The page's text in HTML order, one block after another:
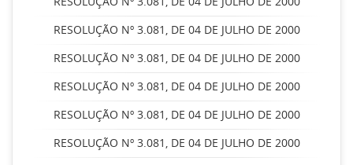
RESOLUÇÃO Nº 3.081, DE 04 DE JULHO DE 2000
RESOLUÇÃO Nº 3.081, DE 04 DE JULHO DE 2000
RESOLUÇÃO Nº 3.081, DE 04 DE JULHO DE 2000
RESOLUÇÃO Nº 3.081, DE 04 DE JULHO DE 2000
RESOLUÇÃO Nº 3.081, DE 04 DE JULHO DE 2000